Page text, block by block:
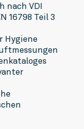
nach VDI
16798 Teil 3
Hygiene